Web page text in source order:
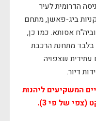
הדרומית לעיר
4, מרכז הקניות ביג-פאשן, מתחם
אסותא. כמו כן,
מתחנת הרכבת
עתידית שצפויה
המשקיעים ליהנות
של פי 3).